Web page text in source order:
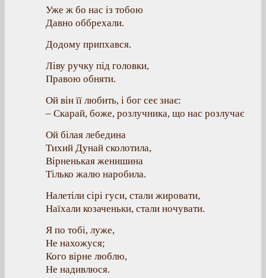
Уже ж бо нас із тобою
Давно оббрехали.
Додому припхався.
Ліву ручку під головки,
Правою обняти.
Ой він її любить, і бог сеє знає:
– Скарай, боже, розлучника, що нас розлучає
Ой білая лебедина
Тихий Дунай сколотила,
Вірненькая женишина
Тілько жалю наробила.
Налетіли сірі гуси, стали жировати,
Наїхали козаченьки, стали ночувати.
Я по тобі, луже,
Не нахожуся;
Кого вірне люблю,
Не надивлюся.